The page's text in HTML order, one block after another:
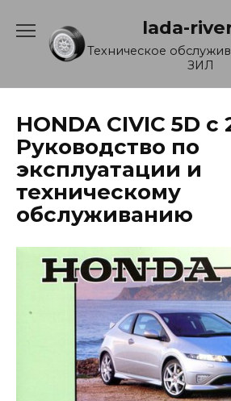
содержанию
lada-
Техническое
ЗИЛ
HONDA CIVIC 5D с
Руководство по
эксплуатации и
техническому
обслуживанию